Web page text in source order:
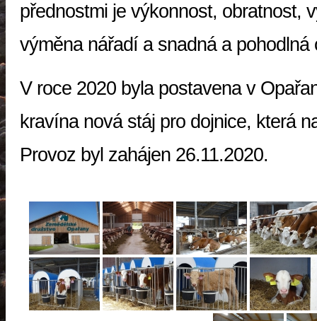
přednostmi je výkonnost, obratnost,
výměna nářadí a snadná a pohodlná
V roce 2020 byla postavena v
kravína nová stáj pro dojnice, která
Provoz byl zahájen 26.11.2020.